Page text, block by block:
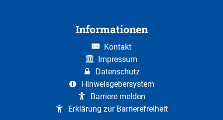
Informationen
Kontakt
Impressum
Datenschutz
Hinweisgebersystem
Barriere melden
Erklärung zur Barrierefreiheit